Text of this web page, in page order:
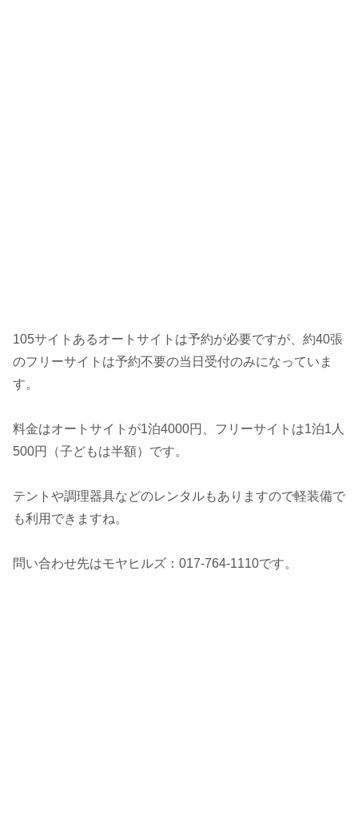
105サイトあるオートサイトは予約が必要ですが、約40張
のフリーサイトは予約不要の当日受付のみになっていま
す。
料金はオートサイトが1泊4000円、フリーサイトは1泊1人
500円（子どもは半額）です。
テントや調理器具などのレンタルもありますので軽装備で
も利用できますね。
問い合わせ先はモヤヒルズ：017-764-1110です。